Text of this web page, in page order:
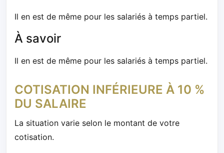
Il en est de même pour les salariés à temps partiel.
À savoir
Il en est de même pour les salariés à temps partiel.
COTISATION INFÉRIEURE À 10 %
DU SALAIRE
La situation varie selon le montant de votre
cotisation.